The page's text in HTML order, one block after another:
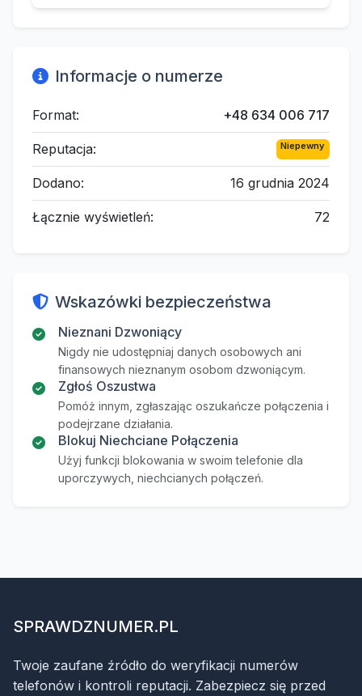
Informacje o numerze
Format: +48 634 006 717
Reputacja: Niepewny
Dodano: 16 grudnia 2024
Łącznie wyświetleń: 72
Wskazówki bezpieczeństwa
Nieznani Dzwoniący
Nigdy nie udostępniaj danych osobowych ani
finansowych nieznanym osobom dzwoniącym.
Zgłoś Oszustwa
Pomóż innym, zgłaszając oszukańcze połączenia i
podejrzane działania.
Blokuj Niechciane Połączenia
Użyj funkcji blokowania w swoim telefonie dla
uporczywych, niechcianych połączeń.
SPRAWDZNUMER.PL
Twoje zaufane źródło do weryfikacji numerów
telefonów i kontroli reputacji. Zabezpiecz się przed